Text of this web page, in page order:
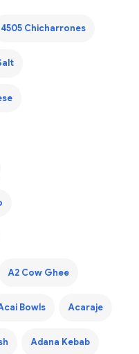
4505 Chicharrones
A2 Cow Ghee
Bowls Acaraje
Adana Kebab